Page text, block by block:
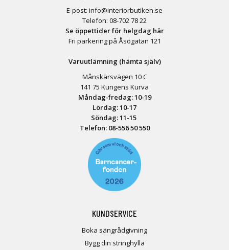
E-post: info@interiorbutiken.se
Telefon: 08-702 78 22
Se öppettider för helgdag här
Fri parkering på Åsögatan 121
Varuutlämning (hämta själv)
Månskärsvägen 10 C
141 75 Kungens Kurva
Måndag-fredag: 10-19
Lördag: 10-17
Söndag: 11-15
Telefon: 08-556 50 550
KUNDSERVICE
Boka sängrådgivning
Bygg din stringhylla